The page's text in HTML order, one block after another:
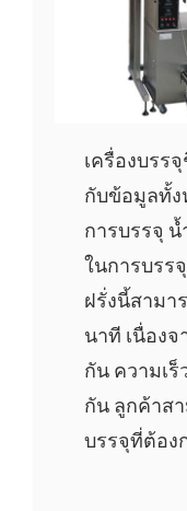
เครื่องบรร
กับข้อมูลทั้
การบรรจุ
ในการบรร
ฝรั่งนี้สามา
นาที เนื่อง
กัน ความเ
กัน ลูกค้าส
บรรจุที่ต้อง